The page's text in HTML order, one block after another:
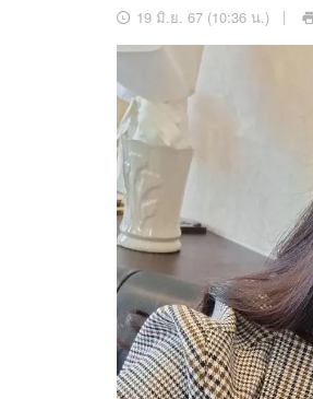
อัปเดตจีน
เช็กข่าวชัวร์
ดาวน์โหลดสนุกแอปฟรี
สงวนลิขสิทธิ์ ©2569บริษัท อิมเมจ ฟิ
19 มิ.ย. 67 (10:36 น.)